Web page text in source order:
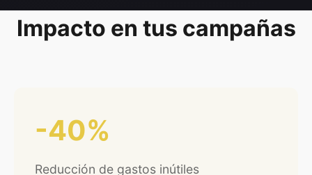
Impacto en tus campañas
-40%
Reducción de gastos inútiles